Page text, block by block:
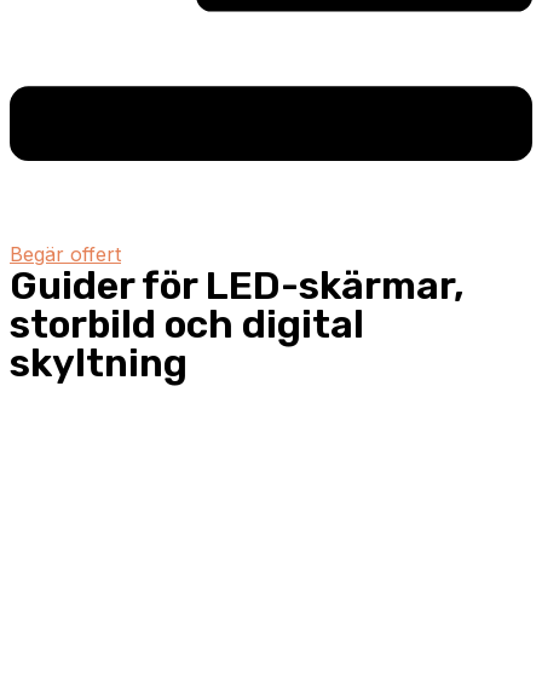
Begär offert
Guider för LED-skärmar,
storbild och digital
skyltning